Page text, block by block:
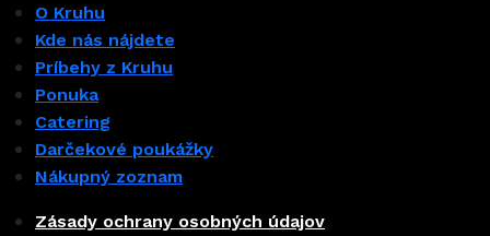
O Kruhu
Kde nás nájdete
Príbehy z Kruhu
Ponuka
Catering
Darčekové poukážky
Nákupný zoznam
Zásady ochrany osobných údajov